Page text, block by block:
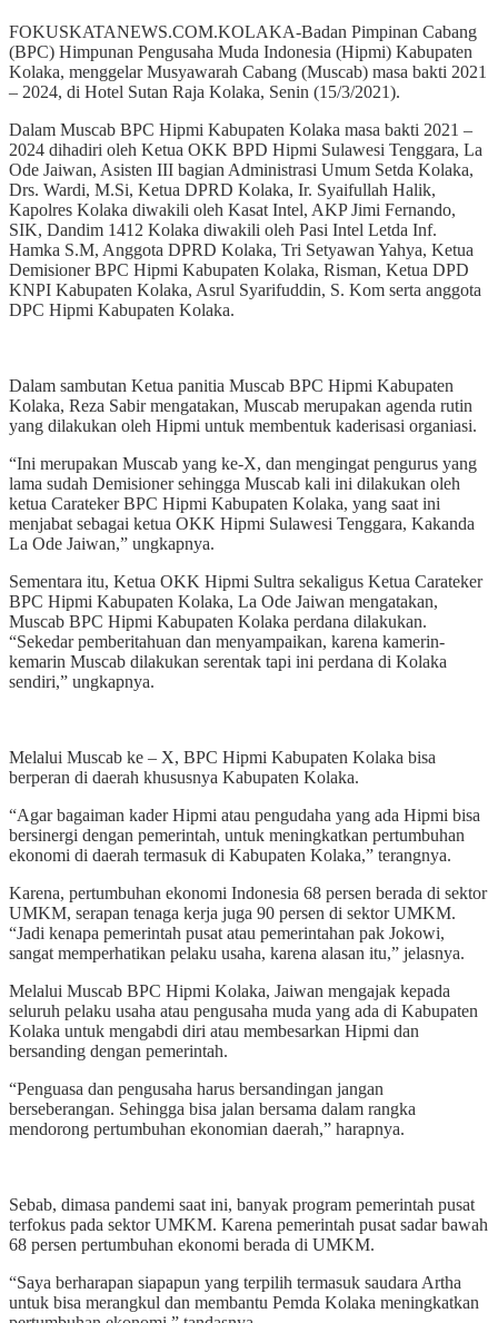
FOKUSKATANEWS.COM.KOLAKA-Badan Pimpinan Cabang
(BPC) Himpunan Pengusaha Muda Indonesia (Hipmi) Kabupaten
Kolaka, menggelar Musyawarah Cabang (Muscab) masa bakti 2021
– 2024, di Hotel Sutan Raja Kolaka, Senin (15/3/2021).
Dalam Muscab BPC Hipmi Kabupaten Kolaka masa bakti 2021 –
2024 dihadiri oleh Ketua OKK BPD Hipmi Sulawesi Tenggara, La
Ode Jaiwan, Asisten III bagian Administrasi Umum Setda Kolaka,
Drs. Wardi, M.Si, Ketua DPRD Kolaka, Ir. Syaifullah Halik,
Kapolres Kolaka diwakili oleh Kasat Intel, AKP Jimi Fernando,
SIK, Dandim 1412 Kolaka diwakili oleh Pasi Intel Letda Inf.
Hamka S.M, Anggota DPRD Kolaka, Tri Setyawan Yahya, Ketua
Demisioner BPC Hipmi Kabupaten Kolaka, Risman, Ketua DPD
KNPI Kabupaten Kolaka, Asrul Syarifuddin, S. Kom serta anggota
DPC Hipmi Kabupaten Kolaka.
Dalam sambutan Ketua panitia Muscab BPC Hipmi Kabupaten
Kolaka, Reza Sabir mengatakan, Muscab merupakan agenda rutin
yang dilakukan oleh Hipmi untuk membentuk kaderisasi organiasi.
“Ini merupakan Muscab yang ke-X, dan mengingat pengurus yang
lama sudah Demisioner sehingga Muscab kali ini dilakukan oleh
ketua Carateker BPC Hipmi Kabupaten Kolaka, yang saat ini
menjabat sebagai ketua OKK Hipmi Sulawesi Tenggara, Kakanda
La Ode Jaiwan,” ungkapnya.
Sementara itu, Ketua OKK Hipmi Sultra sekaligus Ketua Carateker
BPC Hipmi Kabupaten Kolaka, La Ode Jaiwan mengatakan,
Muscab BPC Hipmi Kabupaten Kolaka perdana dilakukan.
“Sekedar pemberitahuan dan menyampaikan, karena kamerin-
kemarin Muscab dilakukan serentak tapi ini perdana di Kolaka
sendiri,” ungkapnya.
Melalui Muscab ke – X, BPC Hipmi Kabupaten Kolaka bisa
berperan di daerah khususnya Kabupaten Kolaka.
“Agar bagaiman kader Hipmi atau pengudaha yang ada Hipmi bisa
bersinergi dengan pemerintah, untuk meningkatkan pertumbuhan
ekonomi di daerah termasuk di Kabupaten Kolaka,” terangnya.
Karena, pertumbuhan ekonomi Indonesia 68 persen berada di sektor
UMKM, serapan tenaga kerja juga 90 persen di sektor UMKM.
“Jadi kenapa pemerintah pusat atau pemerintahan pak Jokowi,
sangat memperhatikan pelaku usaha, karena alasan itu,” jelasnya.
Melalui Muscab BPC Hipmi Kolaka, Jaiwan mengajak kepada
seluruh pelaku usaha atau pengusaha muda yang ada di Kabupaten
Kolaka untuk mengabdi diri atau membesarkan Hipmi dan
bersanding dengan pemerintah.
“Penguasa dan pengusaha harus bersandingan jangan
berseberangan. Sehingga bisa jalan bersama dalam rangka
mendorong pertumbuhan ekonomian daerah,” harapnya.
Sebab, dimasa pandemi saat ini, banyak program pemerintah pusat
terfokus pada sektor UMKM. Karena pemerintah pusat sadar bawah
68 persen pertumbuhan ekonomi berada di UMKM.
“Saya berharapan siapapun yang terpilih termasuk saudara Artha
untuk bisa merangkul dan membantu Pemda Kolaka meningkatkan